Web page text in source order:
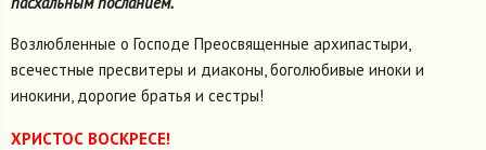
Возлюбленные о Господе Преосвященные архипастыри,
всечестные пресвитеры и диаконы, боголюбивые иноки и
инокини, дорогие братья и сестры!
ХРИСТОС ВОСКРЕСЕ!